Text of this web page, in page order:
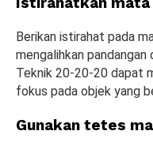
Berikan istirahat pada
mengalihkan
Teknik 20-20-20 dapat
fokus pada objek yang
Gunakan tetes